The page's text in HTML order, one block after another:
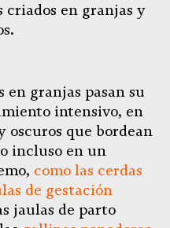
criados en granjas y
en granjas pasan su
intensivo, en
oscuros que bordean
incluso en un
como las cerdas
de gestación
jaulas de parto